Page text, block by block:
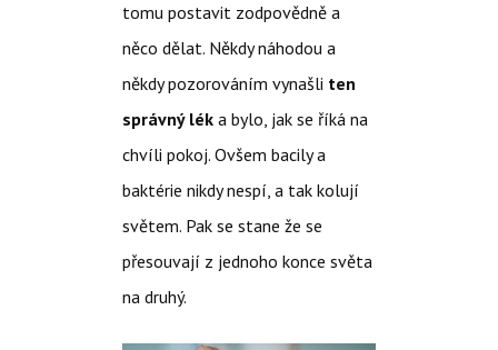
tomu postavit zodpovědně a
něco dělat. Někdy náhodou a
někdy pozorováním vynašli ten
správný lék a bylo, jak se říká na
chvíli pokoj. Ovšem bacily a
baktérie nikdy nespí, a tak kolují
světem. Pak se stane že se
přesouvají z jednoho konce světa
na druhý.